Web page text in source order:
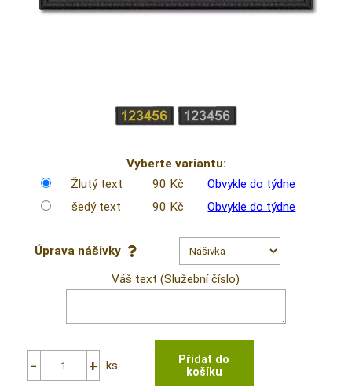
Vyberte variantu:
Žlutý text
90 Kč
Obvykle do týdne
šedý text
90 Kč Obvykle do týdne
Úprava nášivky
Váš text (Služební číslo)
ks